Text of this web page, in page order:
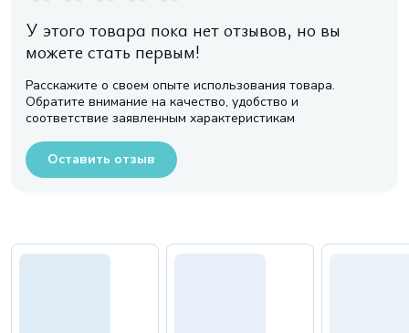
У этого товара пока нет отзывов, но вы
можете стать первым!
Расскажите о своем опыте использования товара.
Обратите внимание на качество, удобство и
соответствие заявленным характеристикам
Оставить отзыв